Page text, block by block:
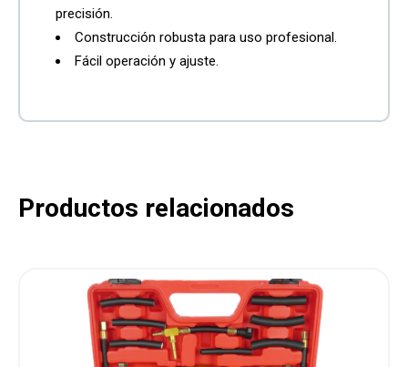
precisión.
Construcción robusta para uso profesional.
Fácil operación y ajuste.
Productos relacionados